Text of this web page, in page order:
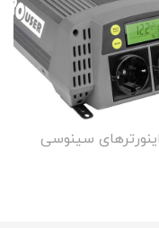
اینورترهای سینوسی